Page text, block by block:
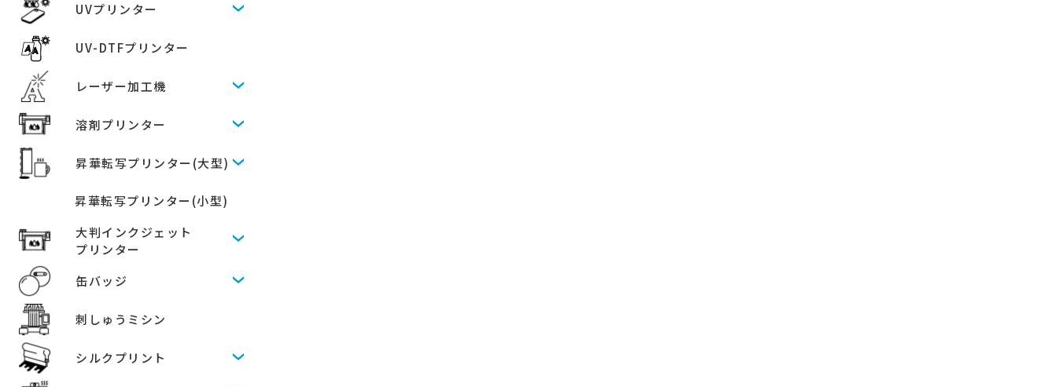
UVプリンター
UV-DTFプリンター
レーザー加工機
溶剤プリンター
昇華転写プリンター(大型)
昇華転写プリンター(小型)
大判インクジェット
プリンター
缶バッジ
刺しゅうミシン
シルクプリント